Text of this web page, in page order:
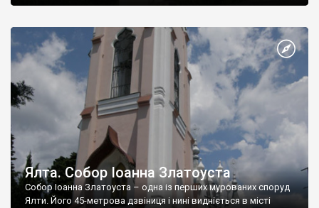
Ялта. Собор Іоанна Златоуста
Собор Іоанна Златоуста – одна із перших мурованих споруд
Ялти. Його 45-метрова дзвіниця і нині видніється в місті